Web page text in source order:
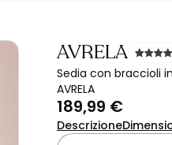
AVRELA
Sedia con braccioli
AVRELA
189,99 €
Descrizione